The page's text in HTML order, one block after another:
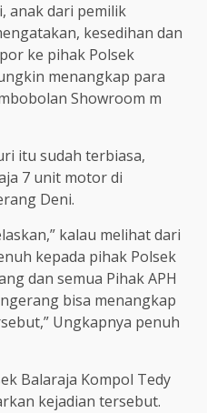
anak dari pemilik
kesedihan dan
ke pihak Polsek
menangkap para
Showroom m
itu sudah terbiasa,
7 unit motor di
Deni.
kalau melihat dari
kepada pihak Polsek
dan semua Pihak APH
bisa menangkap
Ungkapnya penuh
Balaraja Kompol Tedy
kejadian tersebut.